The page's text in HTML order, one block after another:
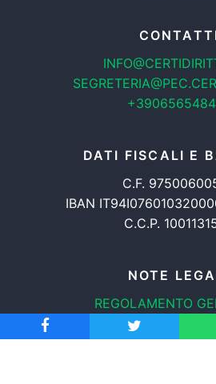
DATI FISCALI E
C.F.
IBAN
C.C.P.
NOTE
REGOLAMENTO
PROTEZIONE
INFORMATIVA